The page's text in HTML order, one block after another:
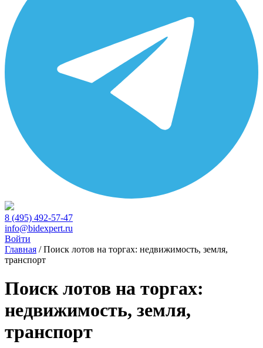
8 (495) 492-57-47
info@bidexpert.ru
Войти
Главная /Поиск лотов на торгах: недвижимость, земля,
транспорт
Поиск лотов на торгах:
недвижимость, земля,
транспорт